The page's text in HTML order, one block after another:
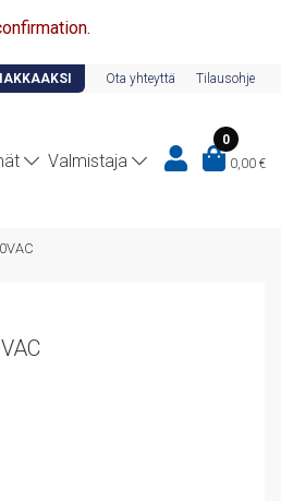
Ota yhteyttä Tilausohje
Valmistaja
0
0,00 €